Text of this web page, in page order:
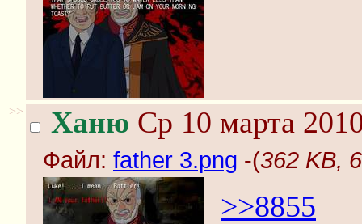
>> Ханю Ср 10 марта
Файл: father 3.png -(362 KB,
>>8855